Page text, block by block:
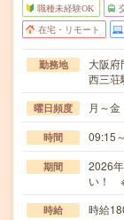
職種未経験OK
在宅・リモート
勤務地
大阪府
西三荘
曜日頻度 月～
時間 09:15
期間
2026
い！
時給 時給